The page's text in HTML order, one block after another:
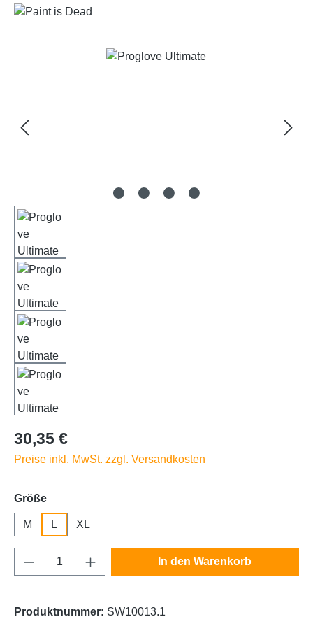
Bildergalerie überspringen
Regulärer Preis:
30,35 €
Preise inkl. MwSt. zzgl. Versandkosten
Größeauswählen
M L XL
Produkt Anzahl: Gib den gewünschten
In den Warenkorb
Produktnummer: SW10013.1